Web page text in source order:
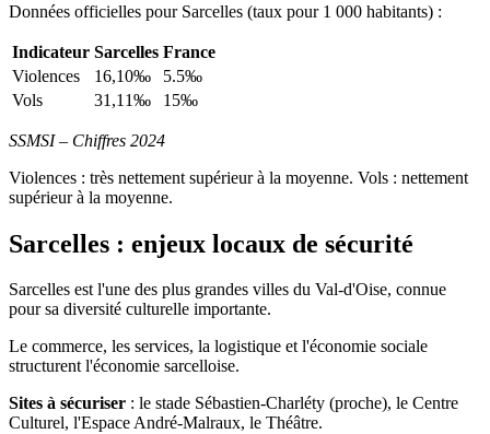
Données officielles pour Sarcelles (taux pour 1 000 habitants) :
Indicateur Sarcelles France
Violences
16,10‰
5.5‰
Vols
31,11‰ 15‰
SSMSI – Chiffres 2024
Violences : très nettement supérieur à la moyenne. Vols : nettement
supérieur à la moyenne.
Sarcelles : enjeux locaux de sécurité
Sarcelles est l'une des plus grandes villes du Val-d'Oise, connue
pour sa diversité culturelle importante.
Le commerce, les services, la logistique et l'économie sociale
structurent l'économie sarcelloise.
Sites à sécuriser : le stade Sébastien-Charléty (proche), le Centre
Culturel, l'Espace André-Malraux, le Théâtre.